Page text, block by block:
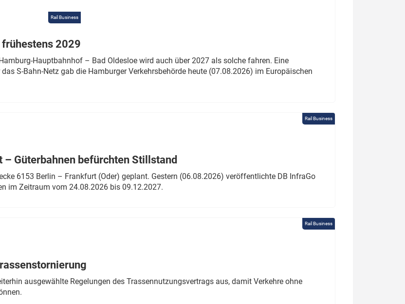
Rail Business
frühestens 2029
Hauptbahnhof – Bad Oldesloe wird auch über 2027 als solche fahren. Eine
S-Bahn-Netz gab die Hamburger Verkehrsbehörde heute (07.08.2026) im Europäischen
Rail Business
Güterbahnen befürchten Stillstand
6153 Berlin – Frankfurt (Oder) geplant. Gestern (06.08.2026) veröffentlichte DB InfraGo
im Zeitraum vom 24.08.2026 bis 09.12.2027.
Rail Business
ausgewählte Regelungen des Trassennutzungsvertrags aus, damit Verkehre ohne